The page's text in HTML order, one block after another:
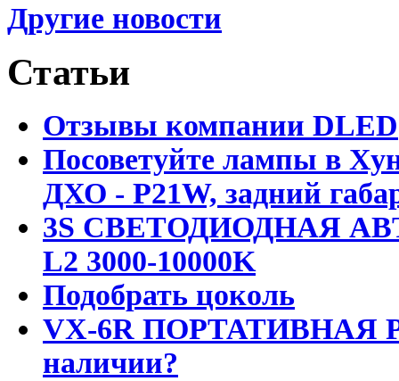
Другие новости
Статьи
Отзывы компании DLED
Посоветуйте лампы в
ДХО - P21W, задний
3S СВЕТОДИОДНАЯ
L2 3000-10000K
Подобрать цоколь
VX-6R ПОРТАТИВНАЯ
наличии?